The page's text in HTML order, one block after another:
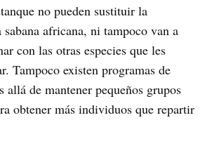
no pueden sustituir la
africana, ni tampoco van a
con las otras especies que les
Tampoco existen programas de
allá de mantener pequeños grupos
obtener más individuos que repartir